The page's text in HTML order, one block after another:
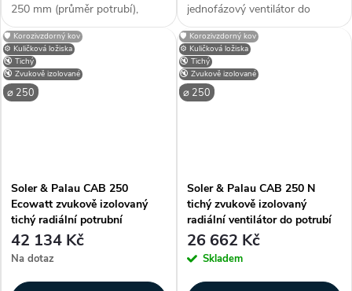
250 mm (průměr potrubí),
radiální konstrukce, kuličková
ložiska, max. průtok 961 m3/h,
příkon 145 W, krytí IP 44, AC
motor, plášť z pozink....
jednofázový ventilátor do
potrubí. Vhodný pro vsazení do
průměru potrubí 250 mm.
Výkonný motor je schopný
průtoku až 1060 m3/h a 2623
otáček za minutu....
⚙️ Kuličková ložiska
🔇 Tichý
⌀ 250
🔇 Zvukově izolované
🛡️ Korozivzdorný kov
Soler & Palau CAB 250
Ecowatt zvukově izolovaný
tichý radiální potrubní
ventilátor s EC motorem
42 134 Kč
Na dotaz
⚙️ Kuličková ložiska
🔇 Tichý
⌀ 250
🔇 Zvukově izolované
🛡️ Korozivzdorný kov
Soler & Palau CAB 250 N
tichý zvukově izolovaný
radiální ventilátor do potrubí
26 662 Kč
Skladem